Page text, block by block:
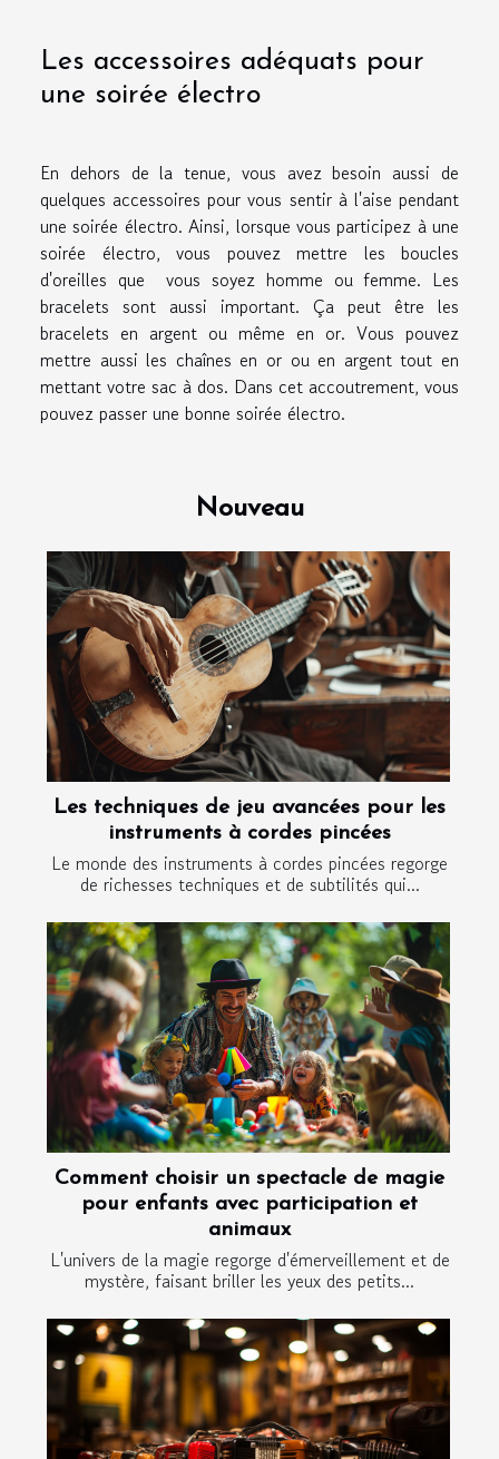
Les accessoires adéquats pour
une soirée électro
En dehors de la tenue, vous avez besoin aussi de
quelques accessoires pour vous sentir à l'aise pendant
une soirée électro. Ainsi, lorsque vous participez à une
soirée électro, vous pouvez mettre les boucles
d'oreilles que vous soyez homme ou femme. Les
bracelets sont aussi important. Ça peut être les
bracelets en argent ou même en or. Vous pouvez
mettre aussi les chaînes en or ou en argent tout en
mettant votre sac à dos. Dans cet accoutrement, vous
pouvez passer une bonne soirée électro.
Nouveau
Les techniques de jeu avancées pour les
instruments à cordes pincées
Le monde des instruments à cordes pincées regorge
de richesses techniques et de subtilités qui...
Comment choisir un spectacle de magie
pour enfants avec participation et
animaux
L'univers de la magie regorge d'émerveillement et de
mystère, faisant briller les yeux des petits...